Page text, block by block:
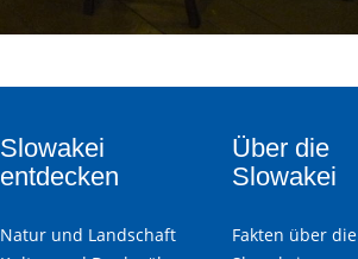
Slowakei
entdecken
Natur und Landschaft
Über die
Slowakei
Fakten über die